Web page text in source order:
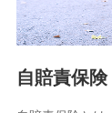
個人情報
除き、第三者
自賠責保